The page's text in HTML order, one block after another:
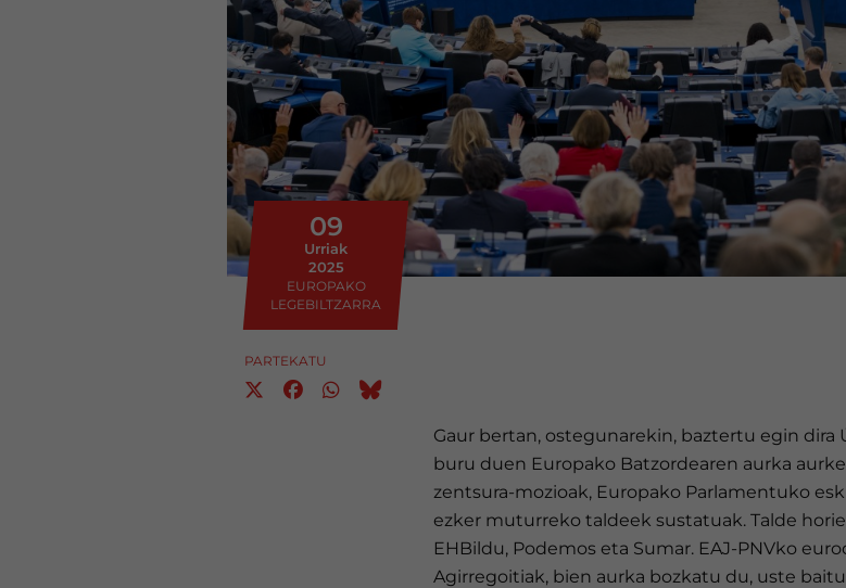
09
Urriak
2025
EUROPAKO
LEGEBILTZARRA
PARTEKATU
Gaur bertan, ostegunarekin, baztertu egin dira
buru duen Europako Batzordearen aurka
zentsura-mozioak, Europako Parlamentuko
ezker muturreko taldeek sustatuak. Talde
EHBildu, Podemos eta Sumar. EAJ-PNVko
Agirregoitiak, bien aurka bozkatu du, uste